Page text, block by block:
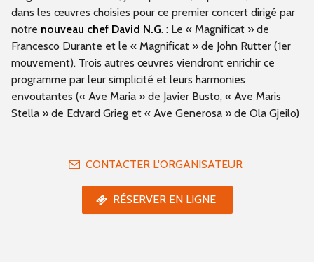
dans les œuvres choisies pour ce premier concert dirigé par
notre nouveau chef David N.G. : Le « Magnificat » de
Francesco Durante et le « Magnificat » de John Rutter (1er
mouvement). Trois autres œuvres viendront enrichir ce
programme par leur simplicité et leurs harmonies
envoutantes (« Ave Maria » de Javier Busto, « Ave Maris
Stella » de Edvard Grieg et « Ave Generosa » de Ola Gjeilo)
CONTACTER L'ORGANISATEUR
RÉSERVER EN LIGNE